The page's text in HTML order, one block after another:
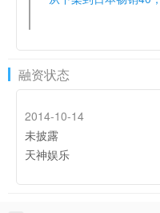
融资状态
2014-10-14
未披露
天神娱乐